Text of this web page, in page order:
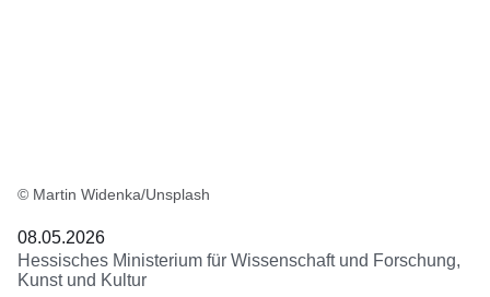
© Martin Widenka/Unsplash
08.05.2026
Hessisches Ministerium für Wissenschaft und Forschung,
Kunst und Kultur